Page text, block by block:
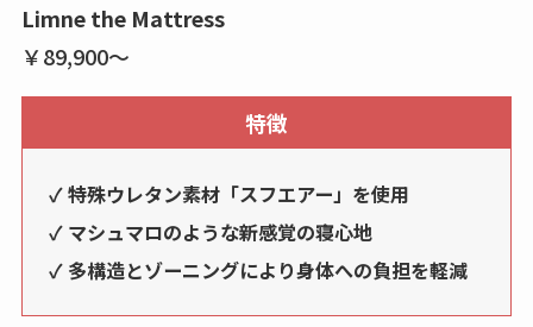
Limne the Mattress
￥89,900〜
特徴
✓ 特殊ウレタン素材「スフエアー」を使用
✓ マシュマロのような新感覚の寝心地
✓ 多構造とゾーニングにより身体への負担を軽減